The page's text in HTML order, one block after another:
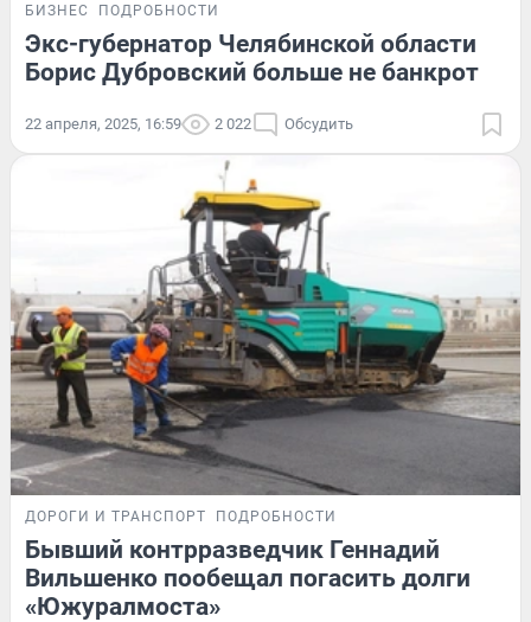
БИЗНЕС ПОДРОБНОСТИ
Экс-губернатор Челябинской области
Борис Дубровский больше не банкрот
22 апреля, 2025, 16:59 2 022 Обсудить
ДОРОГИ И ТРАНСПОРТ ПОДРОБНОСТИ
Бывший контрразведчик Геннадий
Вильшенко пообещал погасить долги
«Южуралмоста»